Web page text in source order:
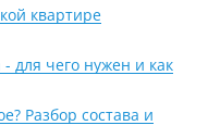
квартире
- для чего нужен и как
Разбор состава и